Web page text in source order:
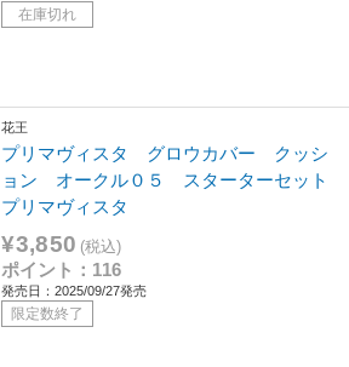
在庫切れ
花王
プリマヴィスタ グロウカバー クッシ
ョン オークル０５ スターターセット
プリマヴィスタ
¥3,850 (税込)
ポイント：116
発売日：2025/09/27発売
限定数終了